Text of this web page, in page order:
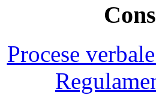
Procese